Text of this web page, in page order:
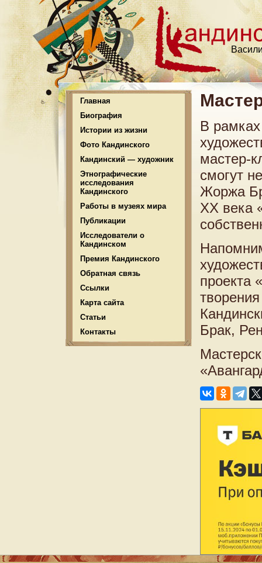
Главная
Биография
Истории из жизни
Фото Кандинского
Кандинский — художник
Этнографические
исследования
Кандинского
Работы в музеях мира
Публикации
Исследователи о
Кандинском
Премия Кандинского
Обратная связь
Ссылки
Карта сайта
Статьи
Контакты
В
мастер-
смогут
Жоржа
XX века
проекта
Брак,